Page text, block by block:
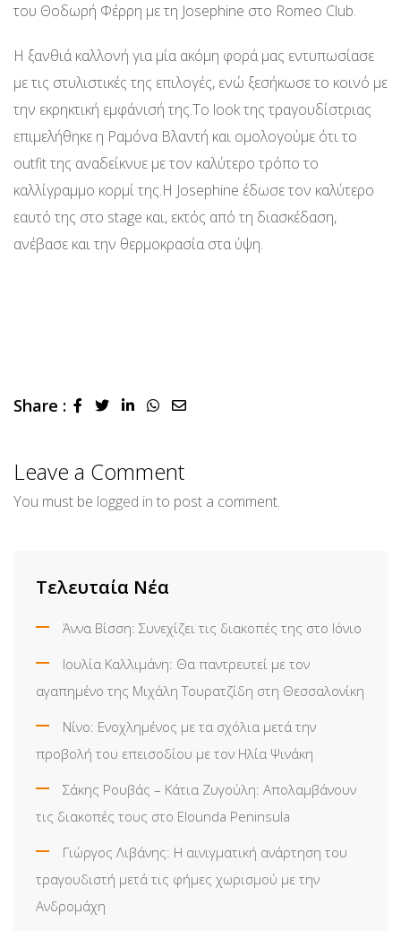
του Θοδωρή Φέρρη με τη Josephine στο Romeo Club.
Η ξανθιά καλλονή για μία ακόμη φορά μας εντυπωσίασε
με τις στυλιστικές της επιλογές, ενώ ξεσήκωσε το κοινό με
την εκρηκτική εμφάνισή της.Το look της τραγουδίστριας
επιμελήθηκε η Ραμόνα Βλαντή και ομολογούμε ότι το
outfit της αναδείκνυε με τον καλύτερο τρόπο το
καλλίγραμμο κορμί της.Η Josephine έδωσε τον καλύτερο
εαυτό της στο stage και, εκτός από τη διασκέδαση,
ανέβασε και την θερμοκρασία στα ύψη.
Share : LinkedInWhatsapp
Share
Leave a Comment
You must be logged in to post a comment.
Τελευταία Νέα
Άννα Βίσση: Συνεχίζει τις διακοπές της στο Ιόνιο
Ιουλία Καλλιμάνη: Θα παντρευτεί με τον
αγαπημένο της Μιχάλη Τουρατζίδη στη Θεσσαλονίκη
Νίνο: Ενοχλημένος με τα σχόλια μετά την
προβολή του επεισοδίου με τον Ηλία Ψινάκη
Σάκης Ρουβάς – Κάτια Ζυγούλη: Απολαμβάνουν
τις διακοπές τους στο Elounda Peninsula
Γιώργος Λιβάνης: Η αινιγματική ανάρτηση του
τραγουδιστή μετά τις φήμες χωρισμού με την
Ανδρομάχη